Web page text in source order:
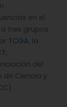
en el
tres grupos
TCGA, la
,
del
de Ciencia y